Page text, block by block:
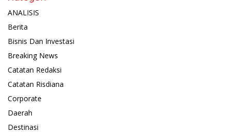
ANALISIS
Berita
Bisnis Dan Investasi
Breaking News
Catatan Redaksi
Catatan Risdiana
Corporate
Daerah
Destinasi